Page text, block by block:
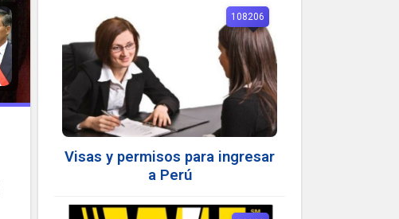
Visas y permisos para ingresar
a Perú
108206